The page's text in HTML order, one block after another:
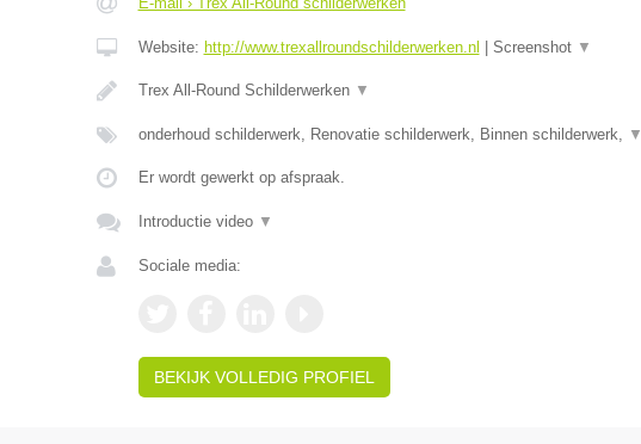
Website: http://www.trexallroundschilderwerken.nl Screenshot ▼
Trex All-Round Schilderwerken ▼
onderhoud schilderwerk, Renovatie schilderwerk, Binnen schilderwerk, ▼
Er wordt gewerkt op afspraak.
Introductie video ▼
Sociale media:
BEKIJK VOLLEDIG PROFIEL